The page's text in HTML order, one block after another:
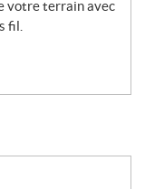
votre terrain avec
fil.